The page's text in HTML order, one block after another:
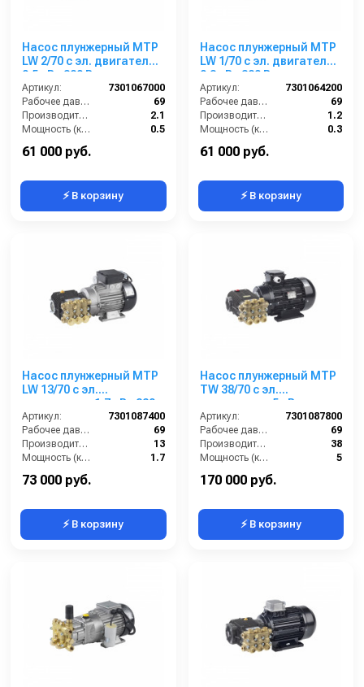
Насос плунжерный MTP
LW 2/70 с эл. двигателем
0,5 кВт 380 В
Артикул:
7301067000
Рабочее давление (бар):
69
Производительность (л/мин):
2.1
Мощность (кВт):
0.5
Обороты двигателя (об/мин):
61 000 руб.
⚡ В корзину
Насос плунжерный MTP
LW 1/70 с эл. двигателем
0,3 кВт 380 В
Артикул:
7301064200
Рабочее давление (бар):
69
Производительность (л/мин):
1.2
Мощность (кВт):
0.3
Обороты двигателя (об/мин):
61 000 руб.
⚡ В корзину
Насос плунжерный MTP
LW 13/70 с эл.
двигателем 1,7 кВт 220
В
Артикул:
7301087400
Рабочее давление (бар):
69
Производительность (л/мин):
13
Мощность (кВт):
1.7
Обороты двигателя (об/мин):
73 000 руб.
⚡ В корзину
Насос плунжерный MTP
TW 38/70 с эл.
двигателем 5 кВт
220/380 В
Артикул:
7301087800
Рабочее давление (бар):
69
Производительность (л/мин):
38
Мощность (кВт):
5
170 000 руб.
⚡ В корзину